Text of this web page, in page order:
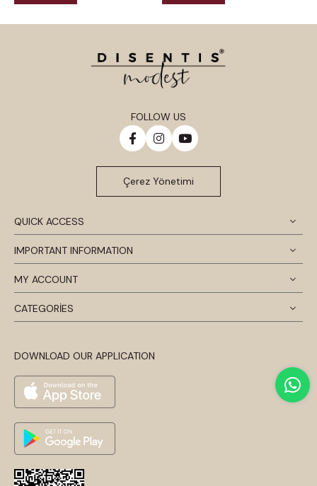
QUICK ACCESS
IMPORTANT INFORMATION
MY ACCOUNT
CATEGORİES
DOWNLOAD OUR APPLICATION
FOLLOW US
Çerez Yönetimi